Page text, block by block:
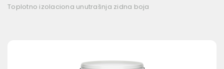
Toplotno izolaciona unutrašnja zidna boja